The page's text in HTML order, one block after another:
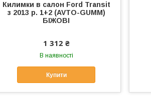
Килимки в салон Ford Transit
з 2013 р. 1+2 (AVTO-GUMM)
БІЖОВІ
1 312 ₴
В наявності
Купити